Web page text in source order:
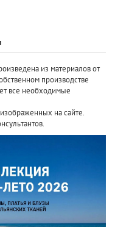
из материалов от
производстве
все необходимые
на сайте.